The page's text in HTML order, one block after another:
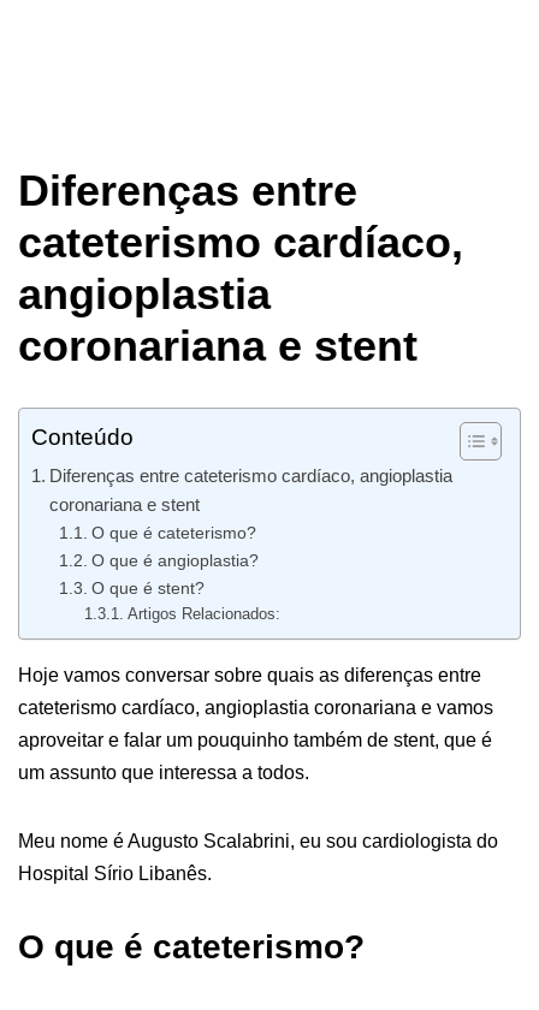
Diferenças entre
cateterismo cardíaco,
angioplastia
coronariana e stent
Conteúdo
Diferenças entre cateterismo cardíaco, angioplastia
coronariana e stent
O que é cateterismo?
O que é angioplastia?
O que é stent?
Artigos Relacionados:
Hoje vamos conversar sobre quais as diferenças entre
cateterismo cardíaco, angioplastia coronariana e vamos
aproveitar e falar um pouquinho também de stent, que é
um assunto que interessa a todos.
Meu nome é Augusto Scalabrini, eu sou cardiologista do
Hospital Sírio Libanês.
O que é cateterismo?